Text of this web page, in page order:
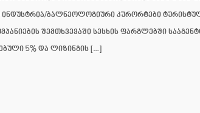
ბალნეოლოგიური კურორტები
შემთხვევაში სესხის ფარგლებში
5% და ლიზინგის […]